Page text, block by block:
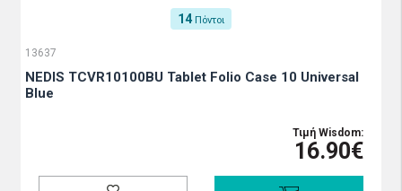
14 Πόντοι
13637
NEDIS TCVR10100BU Tablet Folio Case 10 Universal
Blue
Τιμή Wisdom:
16.90€